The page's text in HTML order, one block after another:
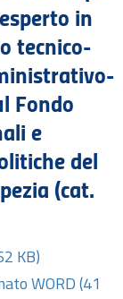
in
tecnico-
Fondo
e
del
(cat.
KB)
WORD (41